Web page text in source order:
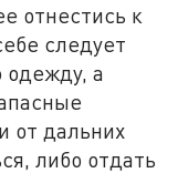
отнестись к
следует
одежду, а
от дальних
либо отдать